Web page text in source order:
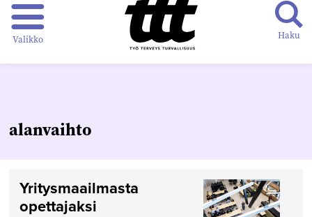
Valikko Haku
alanvaihto
Yritysmaailmasta
opettajaksi